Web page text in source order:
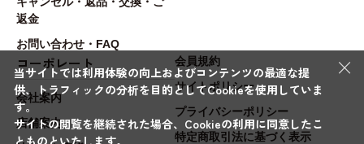
返金
お問い合わせ・FAQ
コーポレート
会社案内
店舗案内
会員規約
サイトポリシー
プライバシーポリシー
特定商取引法に基づく表示
×
当サイトでは利用体験の向上およびコンテンツの最適な提
供、トラフィックの分析を目的としてCookieを使用していま
す。
サイトの閲覧を継続された場合、Cookieの利用に同意したこ